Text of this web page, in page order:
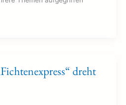
dreht